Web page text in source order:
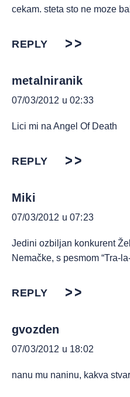
cekam. steta sto ne moze
REPLY
metalniranik
07/03/2012 u 02:33
Lici mi na Angel Of Death
REPLY
Miki
07/03/2012 u 07:23
Jedini ozbiljan konkurent
Nemačke, s pesmom “Tra-
REPLY
gvozden
07/03/2012 u 18:02
nanu mu naninu, kakva